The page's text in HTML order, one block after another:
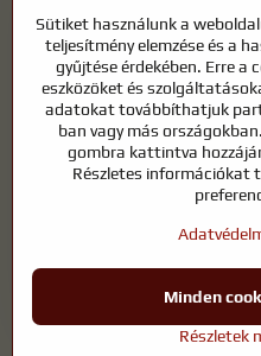
karbantartás kulcsfontosságú a
tóhoz egész évben. Ugyanilyen
állatok gondozása is.
A lovaknak kiváló minőségű
táplálkozásra és felelősségteljes
ahhoz, hogy egészségesek,
szó lovasok, tenyésztők vagy
állatok, mind az emberek
jólétét.
©2026Szerzői jogAdatvédelmi
A weboldal a
Sütiket használunk a
teljesítmény elemzése és a
gyűjtése érdekében. Erre a
eszközöket és
adatokat továbbíthatjuk
ban vagy más
gombra kattintva
Részletes információkat
Részletek
Minden